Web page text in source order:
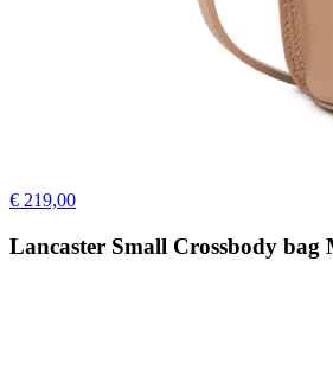
€ 219,00
Lancaster Small Crossbody bag